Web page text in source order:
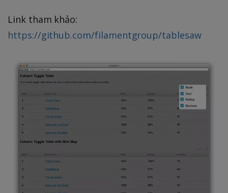
Link tham khảo:
https://github.com/filamentgroup/tablesaw